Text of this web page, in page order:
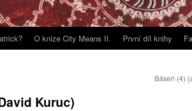
O knize City Means II. První díl knihy
Báseň (4)
Kuruc)